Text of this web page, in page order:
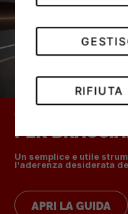
GUIDA ALLE
PER
Un semplice e utile
l'aderenza desiderata
APRI LA GUIDA
RIFIUTA